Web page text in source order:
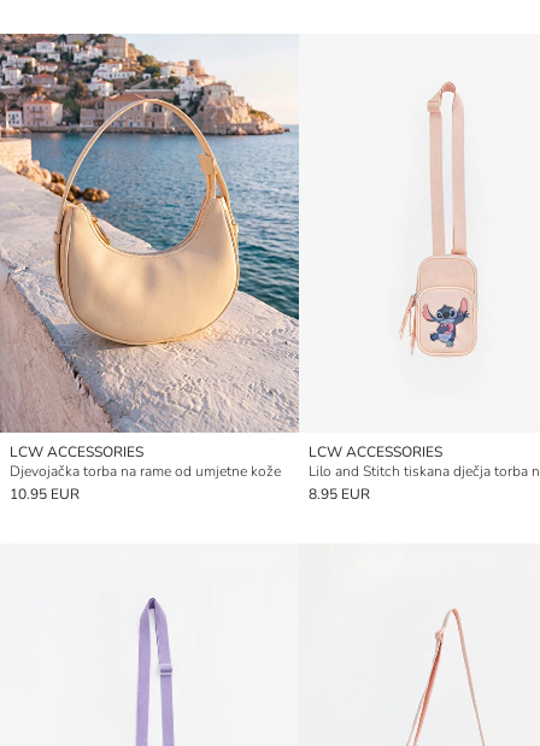
LCW ACCESSORIES
Djevojačka torba na rame od umjetne kože
10.95 EUR
LCW ACCESSORIES
Lilo and Stitch tiskana dječja torba
8.95 EUR